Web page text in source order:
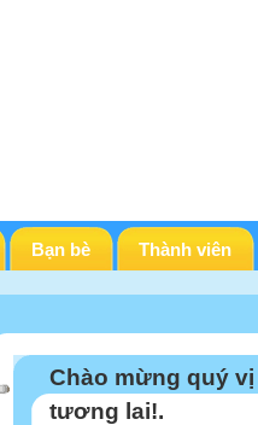
Bạn bè Thành viên
Chào mừng quý
tương lai!.